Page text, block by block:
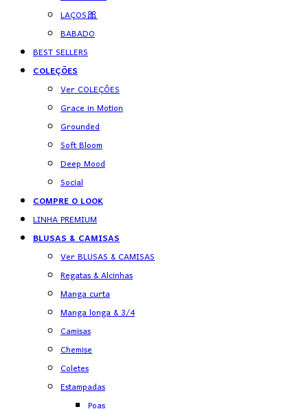
LAÇOS🎀
BABADO
BEST SELLERS
COLEÇÕES
Ver COLEÇÕES
Grace in Motion
Grounded
Soft Bloom
Deep Mood
Social
COMPRE O LOOK
LINHA PREMIUM
BLUSAS & CAMISAS
Ver BLUSAS & CAMISAS
Regatas & Alcinhas
Manga curta
Manga longa & 3/4
Camisas
Chemise
Coletes
Estampadas